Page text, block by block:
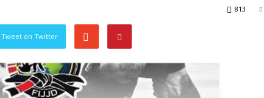
813
Tweet on Twitter